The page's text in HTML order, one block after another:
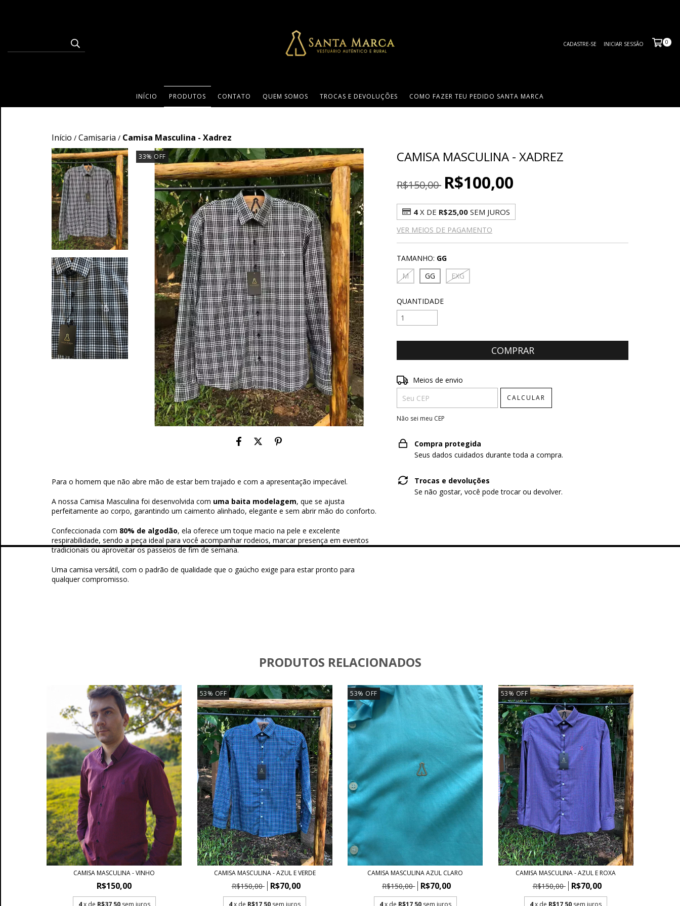
CADASTRE-SE INICIAR SESSÃO 0
INÍCIO PRODUTOS CONTATO QUEM SOMOS TROCAS E DEVOLUÇÕES COMO FAZER TEU PEDIDO SANTA MARCA
Início / Camisaria / Camisa Masculina - Xadrez
33% OFF
Para o homem que não abre mão de estar bem trajado e com a apresentação impecável.
A nossa Camisa Masculina foi desenvolvida com uma baita modelagem, que se ajusta
perfeitamente ao corpo, garantindo um caimento alinhado, elegante e sem abrir mão do conforto.
Confeccionada com 80% de algodão, ela oferece um toque macio na pele e excelente
respirabilidade, sendo a peça ideal para você acompanhar rodeios, marcar presença em eventos
tradicionais ou aproveitar os passeios de fim de semana.
Uma camisa versátil, com o padrão de qualidade que o gaúcho exige para estar pronto para
qualquer compromisso.
CAMISA MASCULINA - XADREZ
R$150,00 R$100,00
4 X DE R$25,00 SEM JUROS
VER MEIOS DE PAGAMENTO
TAMANHO: GG
M
GG EXG
QUANTIDADE
Entregas para o CEP:
Meios de envio
CALCULAR
Não sei meu CEP
Compra protegida
Seus dados cuidados durante toda a compra.
Trocas e devoluções
Se não gostar, você pode trocar ou devolver.
PRODUTOS RELACIONADOS
CAMISA MASCULINA - VINHO
R$150,00
4x de R$37,50 sem juros
53% OFF
CAMISA MASCULINA - AZUL E VERDE
R$150,00 R$70,00
4x de R$17,50 sem juros
53% OFF
CAMISA MASCULINA AZUL CLARO
R$150,00 R$70,00
4x de R$17,50 sem juros
53% OFF
CAMISA MASCULINA - AZUL E ROXA
R$150,00 R$70,00
4x de R$17,50 sem juros